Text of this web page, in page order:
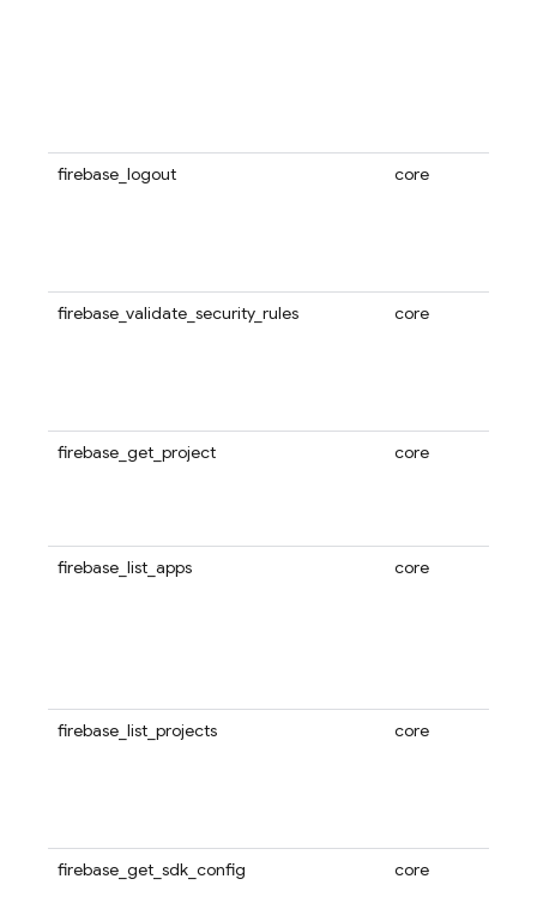
firebase_logout core
firebase_validate_security_rules core
firebase_get_project core
firebase_list_apps core
firebase_list_projects core
firebase_get_sdk_config core